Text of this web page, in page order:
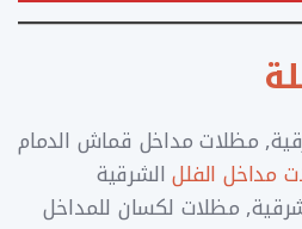
مظلات مداخل قماش الدمام
مداخل الفللالشرقية
مظلات لكسان للمداخل